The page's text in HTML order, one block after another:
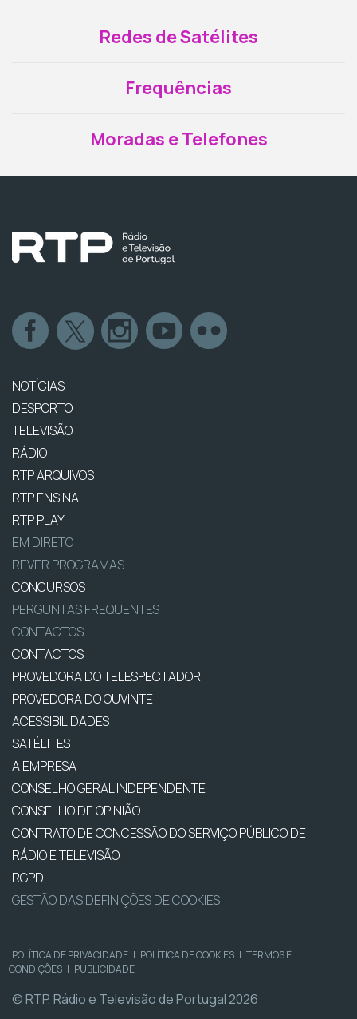
Redes de Satélites
Frequências
Moradas e Telefones
NOTÍCIAS
DESPORTO
TELEVISÃO
RÁDIO
RTP ARQUIVOS
RTP ENSINA
RTP PLAY
EM DIRETO
REVER PROGRAMAS
CONCURSOS
PERGUNTAS FREQUENTES
CONTACTOS
CONTACTOS
PROVEDORA DO TELESPECTADOR
PROVEDORA DO OUVINTE
ACESSIBILIDADES
SATÉLITES
A EMPRESA
CONSELHO GERAL INDEPENDENTE
CONSELHO DE OPINIÃO
CONTRATO DE CONCESSÃO DO SERVIÇO PÚBLICO DE
RÁDIO E TELEVISÃO
RGPD
GESTÃO DAS DEFINIÇÕES DE COOKIES
POLÍTICA DE PRIVACIDADE | POLÍTICA DE COOKIES | TERMOS E
CONDIÇÕES | PUBLICIDADE
© RTP, Rádio e Televisão de Portugal 2026